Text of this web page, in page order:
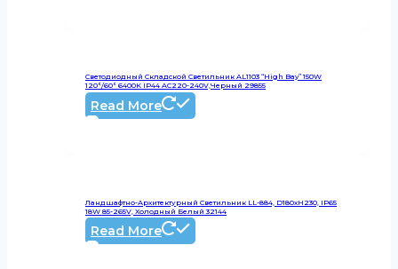
Светодиодный Складской Светильник AL1103 “High Bay” 150W
120°/60° 6400K IP44 AC220-240V,черный 29855
Read More
Ландшафтно-Архитектурный Светильник LL-884, D180xH230, IP65
18W 85-265V, Холодный Белый 32144
Read More